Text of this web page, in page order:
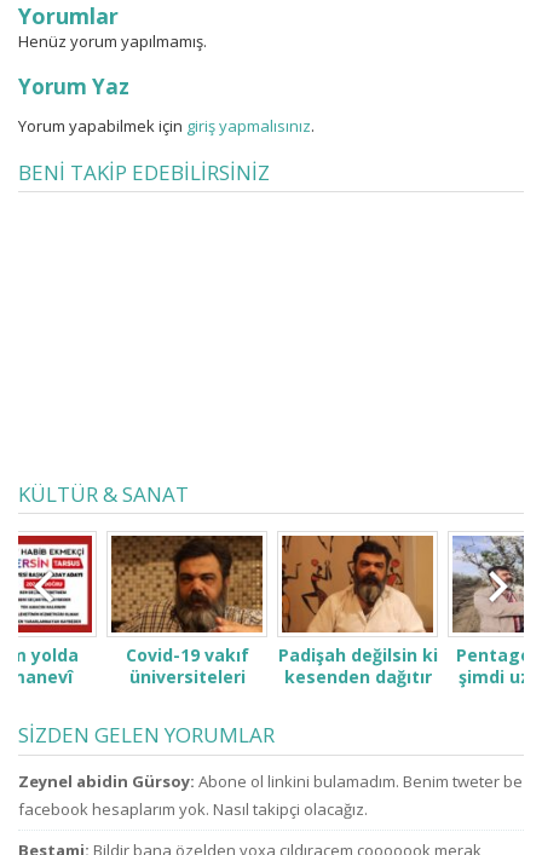
Yorumlar
Henüz yorum yapılmamış.
Yorum Yaz
Yorum yapabilmek için giriş yapmalısınız.
BENİ TAKİP EDEBİLİRSİNİZ
KÜLTÜR & SANAT
Covid-19 vakıf
üniversiteleri
durumda bıraktı
bekliyoruz!
Padişah değilsin ki
kesenden dağıtır
ne sanıyorsun ki
gibi
konuşuyorsun.
Pentagon
şimdi
içinde
mı!
SİZDEN GELEN YORUMLAR
Zeynel abidin Gürsoy: Abone ol linkini bulamadım. Benim tweter be
facebook hesaplarım yok. Nasıl takipçi olacağız.
Bestami: Bildir bana özelden yoxa çıldıracem çooooook merak